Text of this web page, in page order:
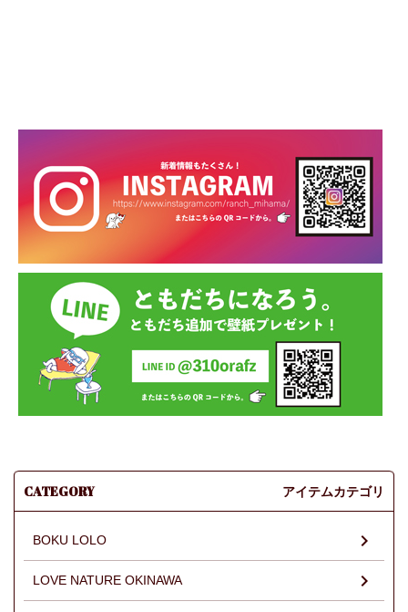
CATEGORY アイテムカテゴリ
BOKU LOLO
LOVE NATURE OKINAWA